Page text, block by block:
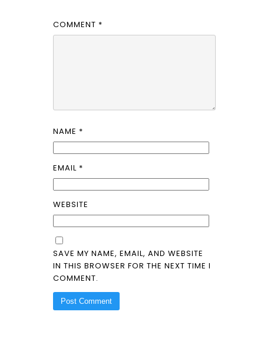
COMMENT *
NAME *
EMAIL *
WEBSITE
SAVE MY NAME, EMAIL, AND WEBSITE
IN THIS BROWSER FOR THE NEXT TIME I
COMMENT.